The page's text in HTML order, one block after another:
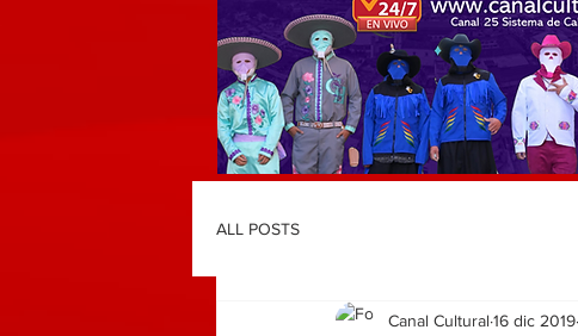
ALL POSTS
Canal Cultural 16 dic 2019